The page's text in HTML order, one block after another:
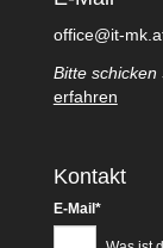
office@it-
Bitte schicken
erfahren
Kontakt
Pflichtfeld
E-Mail*